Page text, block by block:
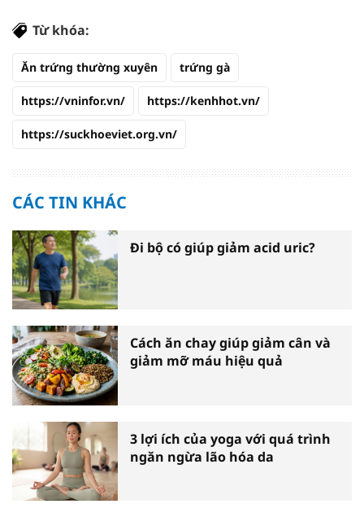
Từ khóa:
Ăn trứng thường xuyên trứng gà
https://vninfor.vn/ https://kenhhot.vn/
https://suckhoeviet.org.vn/
CÁC TIN KHÁC
Đi bộ có giúp giảm acid uric?
Cách ăn chay giúp giảm cân và
giảm mỡ máu hiệu quả
3 lợi ích của yoga với quá trình
ngăn ngừa lão hóa da